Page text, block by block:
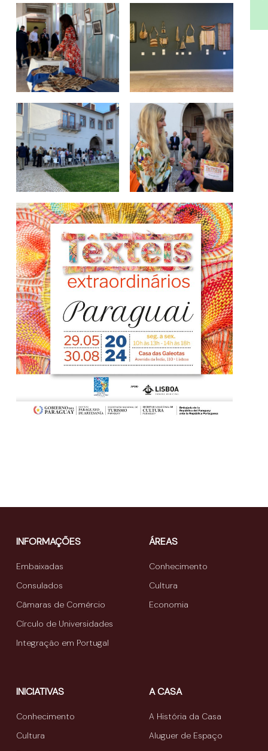
INFORMAÇÕES
Embaixadas
Consulados
Câmaras de Comércio
Círculo de Universidades
Integração em Portugal
ÁREAS
Conhecimento
Cultura
Economia
INICIATIVAS
Conhecimento
Cultura
A CASA
A História da Casa
Aluguer de Espaço